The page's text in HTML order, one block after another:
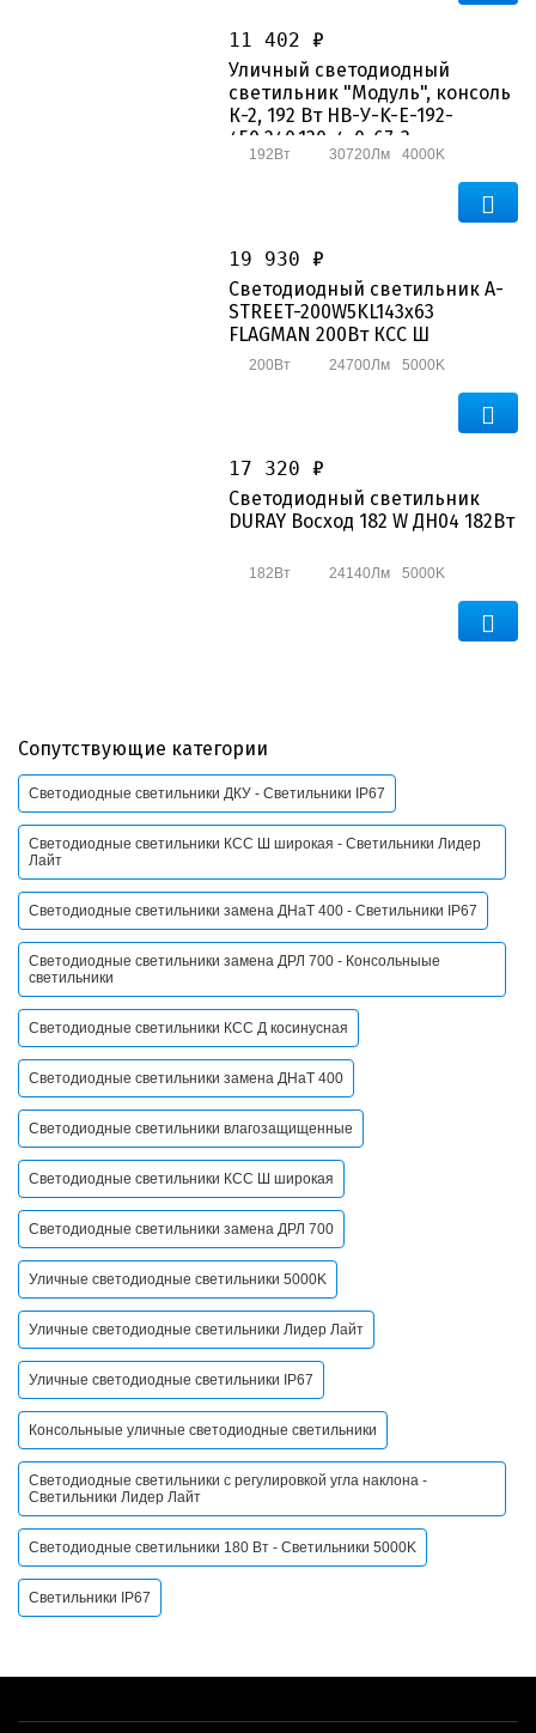
Уличный светодиодный
светильник "Модуль", консоль
К-2, 192 Вт НВ-У-K-Е-192-
450.240.130-4-0-67-3
192Вт 30720Лм 4000K
11 402 ₽
Светодиодный светильник A-
STREET-200W5KL143x63
FLAGMAN 200Вт КСС Ш
200Вт 24700Лм 5000K
19 930 ₽
Светодиодный светильник
DURAY Восход 182 W ДН04 182Вт
182Вт 24140Лм 5000K
17 320 ₽
Сопутствующие категории
Светодиодные светильники ДКУ - Светильники IP67
Светодиодные светильники КСС Ш широкая - Светильники Лидер
Лайт
Светодиодные светильники замена ДНаТ 400 - Светильники IP67
Светодиодные светильники замена ДРЛ 700 - Консольныые
светильники
Светодиодные светильники КСС Д косинусная
Светодиодные светильники замена ДНаТ 400
Светодиодные светильники влагозащищенные
Светодиодные светильники КСС Ш широкая
Светодиодные светильники замена ДРЛ 700
Уличные светодиодные светильники 5000K
Уличные светодиодные светильники Лидер Лайт
Уличные светодиодные светильники IP67
Консольныые уличные светодиодные светильники
Светодиодные светильники с регулировкой угла наклона -
Светильники Лидер Лайт
Светодиодные светильники 180 Вт - Светильники 5000K
Светильники IP67